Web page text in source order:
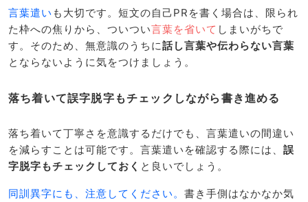
言葉遣い も大切です。短文の自己PRを書く場合は、限られ
た枠への焦りから、ついつい言葉を省いて しまいがちで
す。そのため、無意識のうちに話し言葉や伝わらない言葉
とならないように気をつけましょう。
落ち着いて誤字脱字もチェックしながら書き進める
落ち着いて丁寧さを意識するだけでも、言葉遣いの間違い
を減らすことは可能です。言葉遣いを確認する際には、 誤
字脱字もチェックしておく と良いでしょう。
同訓異字にも、注意してください。 書き手側はなかなか気